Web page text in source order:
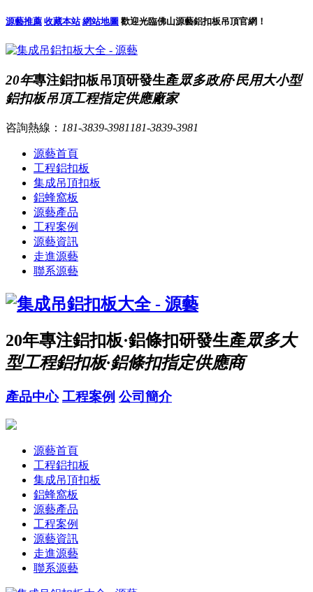
源藝推薦 收藏本站 網站地圖 歡迎光臨佛山源藝鋁扣板吊頂官網！
20年專注鋁扣板吊頂研發生產眾多政府·民用大小型
鋁扣板吊頂工程指定供應廠家
咨詢熱線： 181-3839-3981 181-3839-3981
源藝首頁
工程鋁扣板
集成吊頂扣板
鋁蜂窩板
源藝產品
工程案例
源藝資訊
走進源藝
聯系源藝
20年專注鋁扣板·鋁條扣研發生產眾多大
型工程鋁扣板·鋁條扣指定供應商
產品中心 工程案例 公司簡介
源藝首頁
工程鋁扣板
集成吊頂扣板
鋁蜂窩板
源藝產品
工程案例
源藝資訊
走進源藝
聯系源藝